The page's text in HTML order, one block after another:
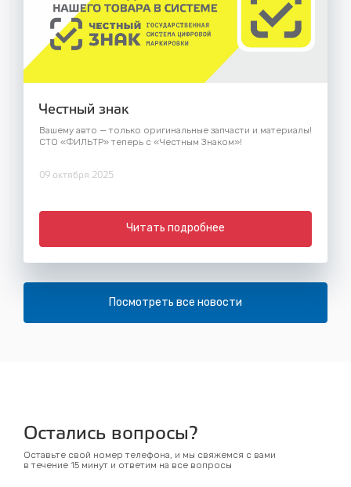
Честный знак
Вашему авто — только оригинальные запчасти и материалы!
СТО «ФИЛЬТР» теперь с «Честным Знаком»!
09 октября 2025
Читать подробнее
Посмотреть все новости
Остались вопросы?
Оставьте свой номер телефона, и мы свяжемся с вами
в течение 15 минут и ответим на все вопросы